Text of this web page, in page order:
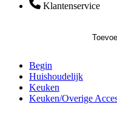
Klantenservice
Begin
Huishoudelijk
Keuken
Keuken/Overige